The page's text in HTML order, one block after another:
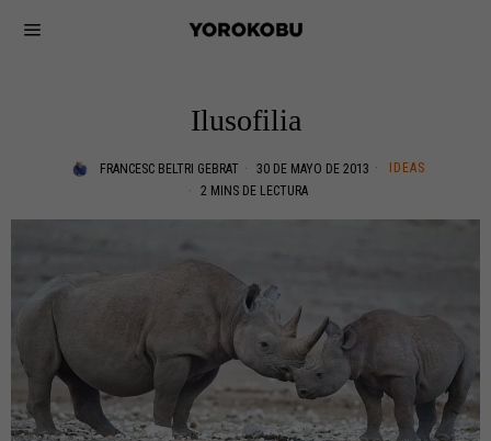
Ilusofilia
FRANCESC BELTRI GEBRAT 30 DE MAYO DE 2013
IDEAS
2 MINS DE LECTURA